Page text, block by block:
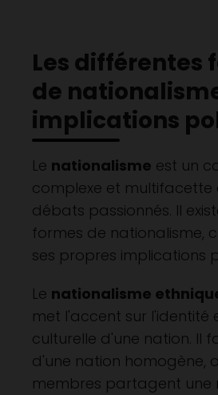
Les différentes
de
implications
Le nationalisme est un
complexe et multifacette
débats passionnés. Il
formes de nationalisme,
ses propres implications
Le nationalisme
met l'accent sur l'identité
culturelle d'une nation. Il
d'une nation homogène,
membres partagent une